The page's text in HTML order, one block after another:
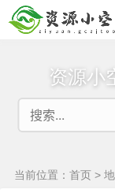
资源小
当前位置： 首页 >